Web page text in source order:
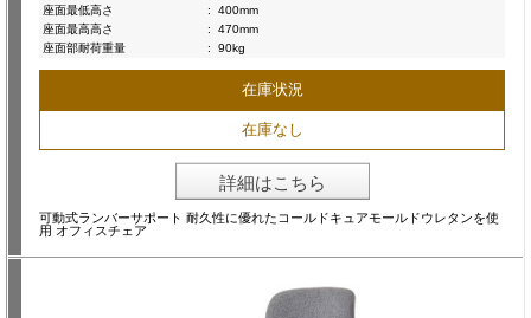
座面最低高さ
:
400mm
座面最高高さ
:
470mm
座面部耐荷重量
: 90kg
在庫状況
在庫なし
詳細はこちら
可動式ランバーサポート 耐久性に優れたコールドキュアモールドウレタンを使
用 オフィスチェア